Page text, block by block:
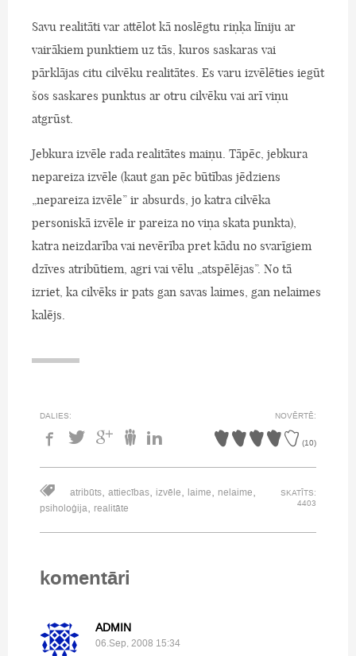
Savu realitāti var attēlot kā noslēgtu riņķa līniju ar
vairākiem punktiem uz tās, kuros saskaras vai
pārklājas citu cilvēku realitātes. Es varu izvēlēties iegūt
šos saskares punktus ar otru cilvēku vai arī viņu
atgrūst.
Jebkura izvēle rada realitātes maiņu. Tāpēc, jebkura
nepareiza izvēle (kaut gan pēc būtības jēdziens
„nepareiza izvēle” ir absurds, jo katra cilvēka
personiskā izvēle ir pareiza no viņa skata punkta),
katra neizdarība vai nevērība pret kādu no svarīgiem
dzīves atribūtiem, agri vai vēlu „atspēlējas”. No tā
izriet, ka cilvēks ir pats gan savas laimes, gan nelaimes
kalējs.
DALIES: NOVĒRTĒ:
(10)
atribūts, attiecības, izvēle, laime, nelaime,
psiholoģija, realitāte
SKATĪTS:
4403
komentāri
ADMIN
06.Sep, 2008 15:34